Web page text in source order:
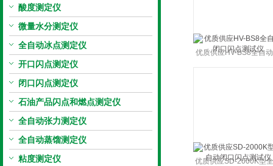
酸度测定仪
微量水分测定仪
全自动冰点测定仪
开口闪点测定仪
闭口闪点测定仪
石油产品闪点和燃点测定仪
全自动张力测定仪
全自动蒸馏测定仪
粘度测定仪
优质供应HV-BS8全自
优质供应SD-2000K型